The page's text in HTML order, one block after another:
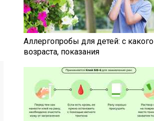
Аллергопробы для детей: с какого
возраста, показания